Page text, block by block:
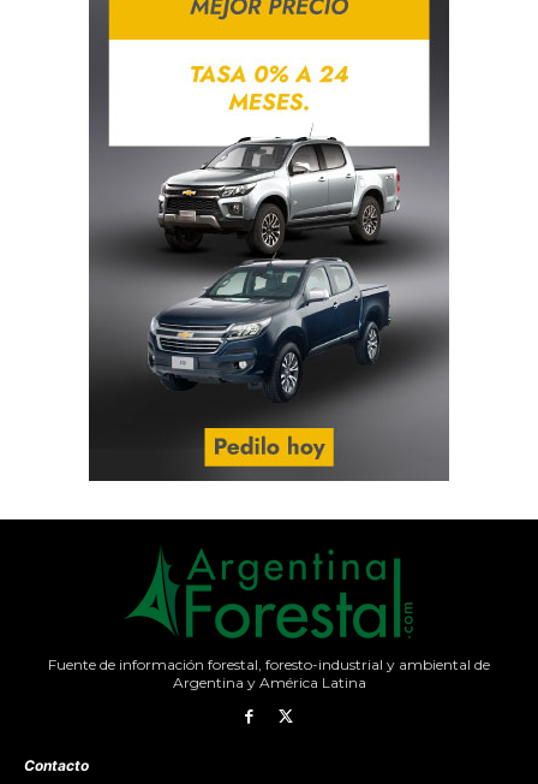
Fuente de información forestal, foresto-industrial y ambiental de
Argentina y América Latina
Contacto